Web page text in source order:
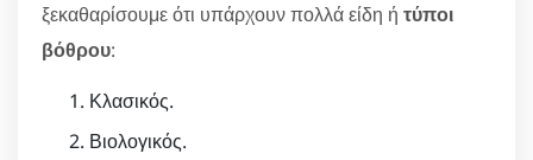
ξεκαθαρίσουμε ότι υπάρχουν πολλά είδη ή τύποι
βόθρου:
Κλασικός.
Βιολογικός.